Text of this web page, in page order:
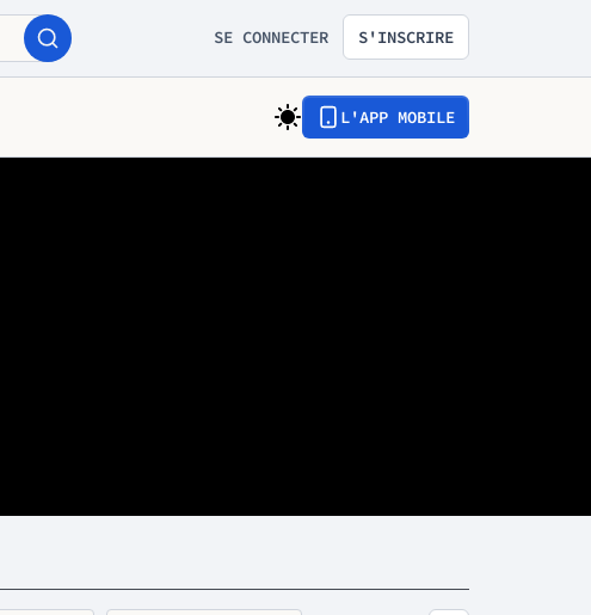
SE CONNECTER S'INSCRIRE
L'APP MOBILE